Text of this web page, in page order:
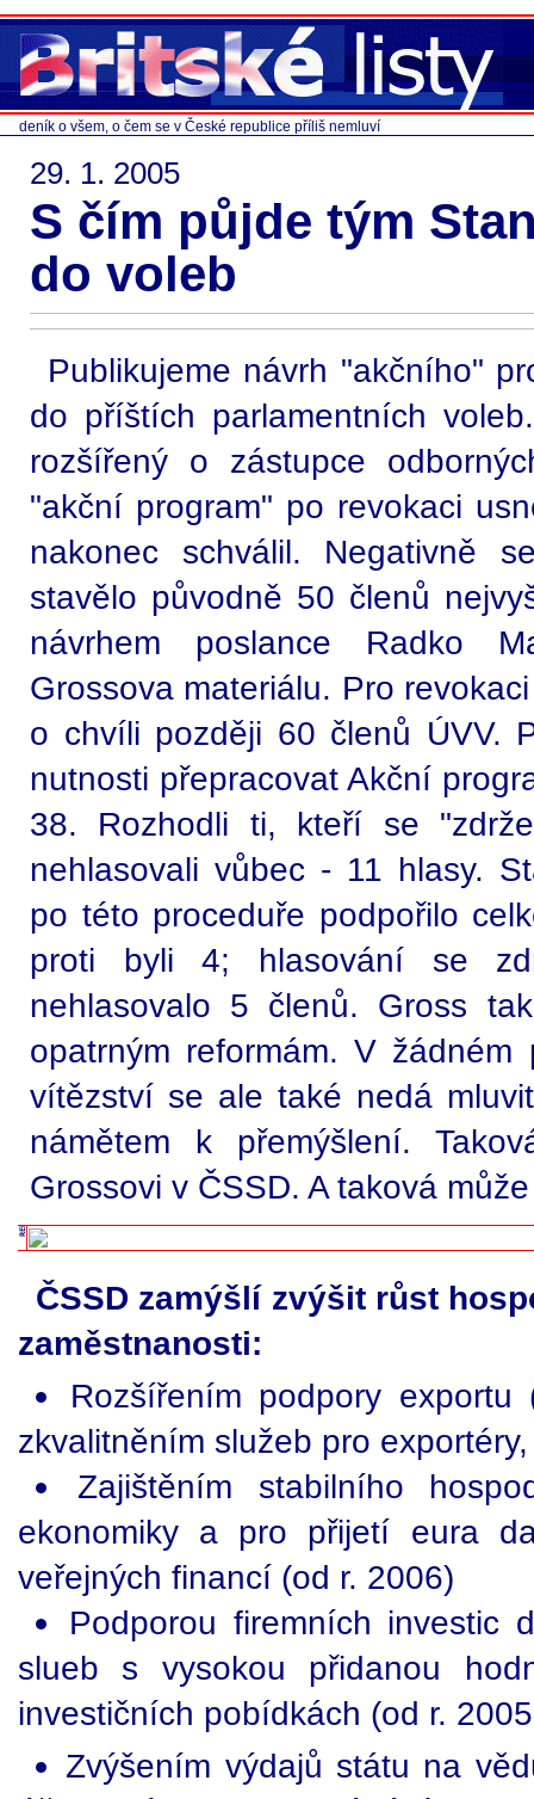
deník o všem, o čem se v České republice příliš nemluví
29. 1. 2005
S čím půjde tým
do voleb
Publikujeme návrh "akčního"
do příštích parlamentních
rozšířený o zástupce
"akční program" po revokaci
nakonec schválil. Negativně
stavělo původně 50 členů
návrhem poslance Radko
Grossova materiálu. Pro
o chvíli později 60 členů ÚVV.
nutnosti přepracovat Akční
38. Rozhodli ti, kteří se
nehlasovali vůbec - 11 hlasy.
po této proceduře podpořilo
proti byli 4; hlasování se
nehlasovalo 5 členů. Gross
opatrným reformám. V
vítězství se ale také nedá
námětem k přemýšlení.
Grossovi v ČSSD. A taková
ČSSD zamýšlí zvýšit růst
zaměstnanosti:
Rozšířením podpory
zkvalitněním služeb pro
Zajištěním stabilního
ekonomiky a pro přijetí eura
veřejných financí (od r. 2006)
Podporou firemních investic
slueb s vysokou přidanou
investičních pobídkách (od r.
Zvýšením výdajů státu na